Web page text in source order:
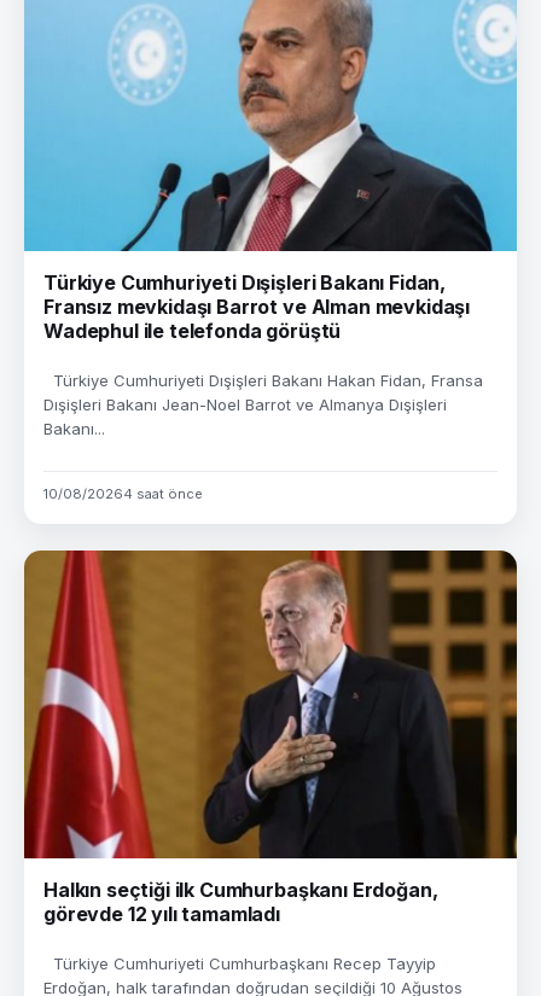
Türkiye Cumhuriyeti Dışişleri Bakanı Fidan,
Fransız mevkidaşı Barrot ve Alman mevkidaşı
Wadephul ile telefonda görüştü
Türkiye Cumhuriyeti Dışişleri Bakanı Hakan Fidan, Fransa
Dışişleri Bakanı Jean-Noel Barrot ve Almanya Dışişleri
Bakanı...
10/08/20264 saat önce
Halkın seçtiği ilk Cumhurbaşkanı Erdoğan,
görevde 12 yılı tamamladı
Türkiye Cumhuriyeti Cumhurbaşkanı Recep Tayyip
Erdoğan, halk tarafından doğrudan seçildiği 10 Ağustos